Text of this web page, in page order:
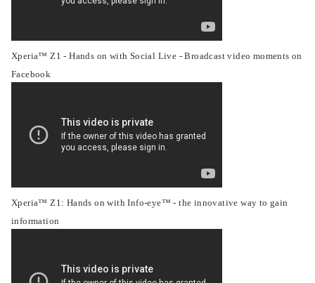
Xperia™ Z1 - Hands on with Social Live - Broadcast video moments on
Facebook
Xperia™ Z1: Hands on with Info-eye™ - the innovative way to gain
information